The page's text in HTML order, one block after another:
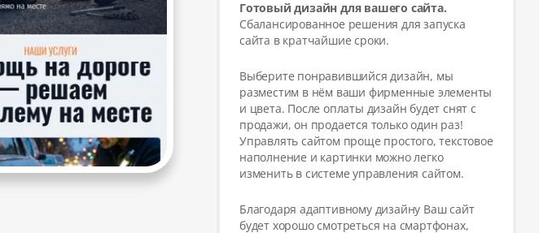
Готовый дизайн для вашего сайта.
Сбалансированное решения для запуска
сайта в кратчайшие сроки.
Выберите понравившийся дизайн, мы
разместим в нём ваши фирменные элементы
и цвета. После оплаты дизайн будет снят с
продажи, он продается только один раз!
Управлять сайтом проще простого, текстовое
наполнение и картинки можно легко
изменить в системе управления сайтом.
Благодаря адаптивному дизайну Ваш сайт
будет хорошо смотреться на смартфонах,